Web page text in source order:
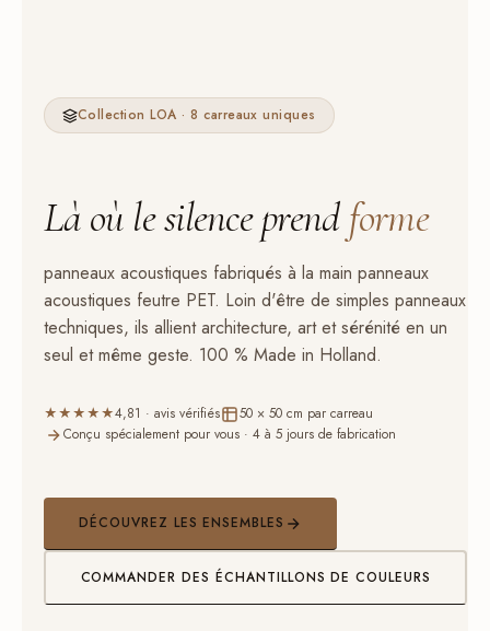
Collection LOA · 8 carreaux uniques
Là où le silence prendforme
panneaux acoustiques fabriqués à la main panneaux
acoustiques feutre PET. Loin d'être de simples panneaux
techniques, ils allient architecture, art et sérénité en un
seul et même geste. 100 % Made in Holland.
★★★★★4,81 · avis vérifiés
50 × 50 cm par carreau
Conçu spécialement pour vous · 4 à 5 jours de fabrication
DÉCOUVREZ LES ENSEMBLES
COMMANDER DES ÉCHANTILLONS DE COULEURS